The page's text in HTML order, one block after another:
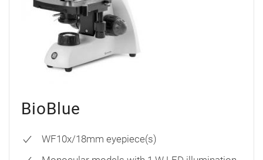
BioBlue
WF10x/18mm eyepiece(s)